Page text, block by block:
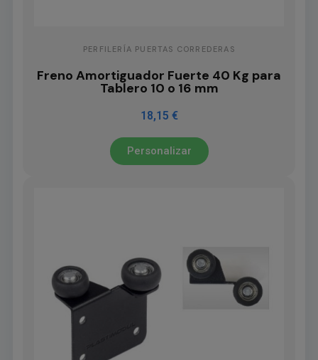
PERFILERÍA PUERTAS CORREDERAS
Freno Amortiguador Fuerte 40 Kg para
Tablero 10 o 16 mm
18,15 €
Personalizar